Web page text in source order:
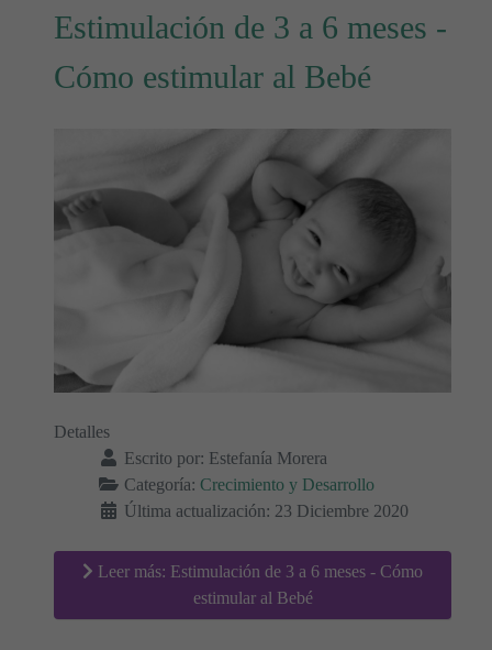
Estimulación de 3 a 6 meses -
Cómo estimular al Bebé
Detalles
Escrito por: Estefanía Morera
Categoría: Crecimiento y Desarrollo
Última actualización: 23 Diciembre 2020
Leer más: Estimulación de 3 a 6 meses - Cómo
estimular al Bebé